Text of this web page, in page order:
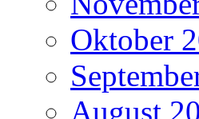
Oktober
August